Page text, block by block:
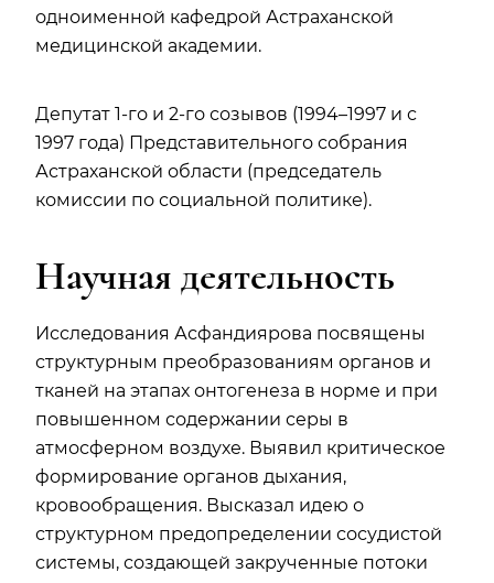
одноименной кафедрой Астраханской
медицинской академии.
Депутат 1-го и 2-го созывов (1994–1997 и с
1997 года) Представительного собрания
Астраханской области (председатель
комиссии по социальной политике).
Научная деятельность
Исследования Асфандиярова посвящены
структурным преобразованиям органов и
тканей на этапах онтогенеза в норме и при
повышенном содержании серы в
атмосферном воздухе. Выявил критическое
формирование органов дыхания,
кровообращения. Высказал идею о
структурном предопределении сосудистой
системы, создающей закрученные потоки